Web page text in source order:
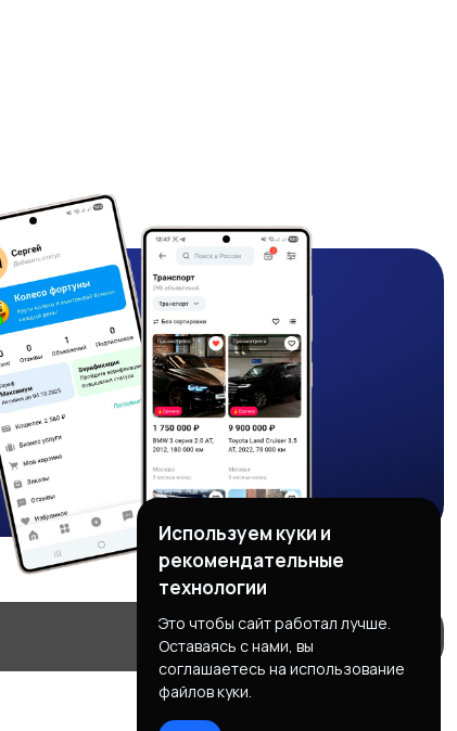
Используем куки и
рекомендательные
технологии
Это чтобы сайт работал лучше.
Оставаясь с нами, вы
соглашаетесь на использование
файлов куки.